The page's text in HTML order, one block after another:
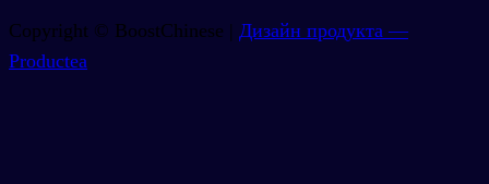
Copyright © BoostChinese | Дизайн продукта —
Productea